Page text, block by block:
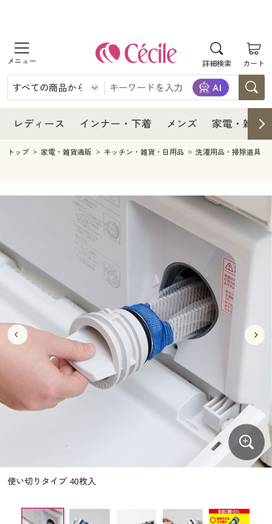
詳細検索 カート
商品を探す
レディース
レディースファッション
インナー・下着
インナー・下着通販すべて
ジュニア・ティーンズ下着
メンズ
メンズファッション
メンズ下着
家電・雑貨すべて
家電
キッチン・雑貨・日用品
寝具・インテリア・家具
寝具・インテリア・家具通販すべて
家具・収納
カーテン・ラグ・ファブリック
美容・健康
美容・健康通販すべて
美容・健康・サプリメント
制服・スクール
制服・スクールすべて
制服・学生服
ジュニア・ティーンズ下着
大きいサイズ
大きいサイズ通販すべて
大きいサイズ レディース服
大きいサイズ 事務・制服
バーゲン
バーゲンセール
詳細検索
カタログ・チラシからのご注文
デジタルカタログ
レディース インナー・下着 メンズ 家電・雑貨
レディース
レディース通販すべて
レディースファッション
インナー・下着
インナー・下着通販すべて
ジュニア・ティーンズ下着
メンズ
寝具・インテリア・家具通販すべて
寝具・ベッド
カーテン・ラグ・ファブリック
美容・健康・サプリメント
制服・スクールすべて
ジュニア・ティーンズ下着
大きいサイズ
大きいサイズ通販すべて
大きいサイズ レディース服
大きいサイズ レディース下着
大きいサイズ メンズ
バーゲンセール
シークレットセール
詳細検索
商品カテゴリ一覧
カタログ
カタログ無料プレゼント
トップ 家電・雑貨通販 キッチン・雑貨・日用品 洗濯用品・掃除道具
使い切りタイプ 40枚入